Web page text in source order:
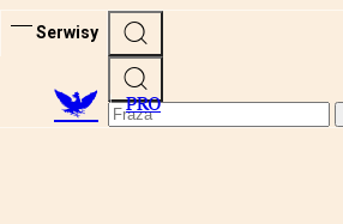
Serwisy
PRO